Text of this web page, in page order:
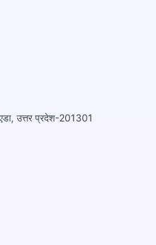
उत्तर प्रदेश-201301